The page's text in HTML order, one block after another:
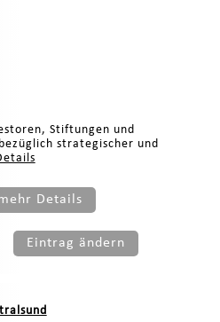
Stiftungen und
strategischer und
Details
Eintrag ändern